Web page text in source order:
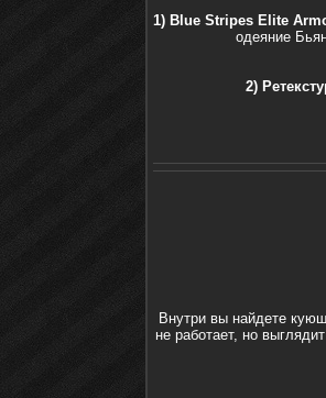
1) Blue Stripes Elite
одеяние
2)
Внутри вы найдете
не работает, но